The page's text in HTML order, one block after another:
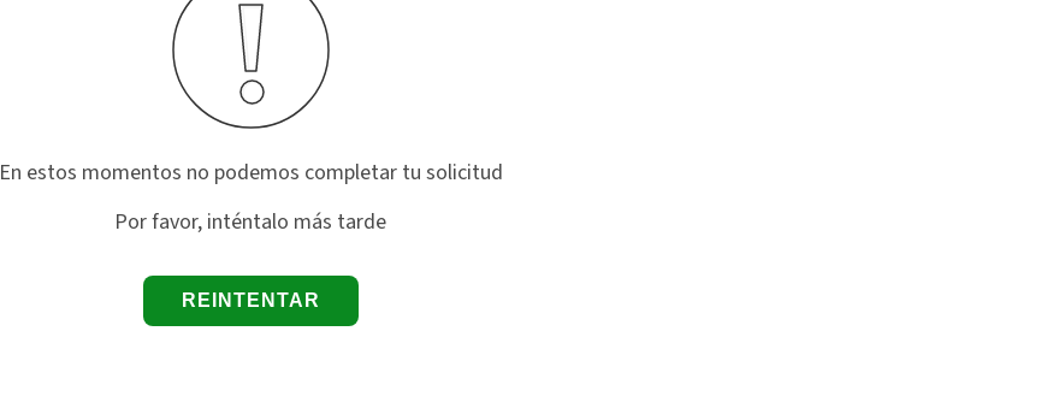
En estos momentos no podemos completar tu solicitud
Por favor, inténtalo más tarde
REINTENTAR